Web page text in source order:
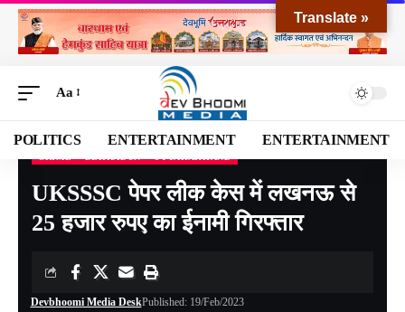
Aa
POLITICS ENTERTAINMENT ENTERTAINMENT
Devbhoomi Media> Blog>NATIONAL>UTTARAKHAND>DEHRADUN
UKSSSC पेपर लीक केस में लखनऊ से
25 हजार रुपए का ईनामी गिरफ्तार
Devbhoomi Media DeskPublished: 19/Feb/2023
Translate »